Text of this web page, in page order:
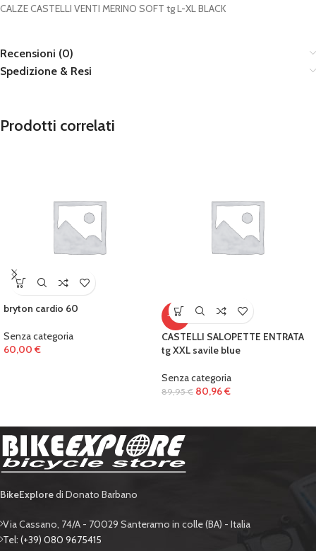
CALZE CASTELLI VENTI MERINO SOFT tg L-XL BLACK
Recensioni (0)
Spedizione & Resi
Prodotti correlati
bryton cardio 60
Senza categoria
60,00 €
-10%
CASTELLI SALOPETTE ENTRATA
tg XXL savile blue
Senza categoria
89,95€ 80,96€
BikeExploredi Donato Barbano
Via Cassano, 74/A - 70029 Santeramo in colle (BA) - Italia
Tel: (+39) 080 9675415